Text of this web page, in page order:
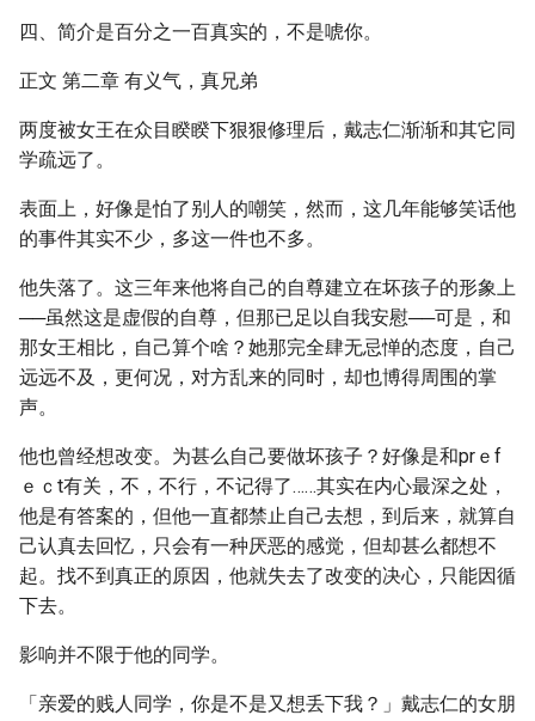
四、简介是百分之一百真实的，不是唬你。
正文 第二章 有义气，真兄弟
两度被女王在众目睽睽下狠狠修理后，戴志仁渐渐和其它同
学疏远了。
表面上，好像是怕了别人的嘲笑，然而，这几年能够笑话他
的事件其实不少，多这一件也不多。
他失落了。这三年来他将自己的自尊建立在坏孩子的形象上
──虽然这是虚假的自尊，但那已足以自我安慰──可是，和
那女王相比，自己算个啥？她那完全肆无忌惮的态度，自己
远远不及，更何况，对方乱来的同时，却也博得周围的掌
声。
他也曾经想改变。为甚么自己要做坏孩子？好像是和prｅf
ｅｃt有关，不，不行，不记得了……其实在内心最深之处，
他是有答案的，但他一直都禁止自己去想，到后来，就算自
己认真去回忆，只会有一种厌恶的感觉，但却甚么都想不
起。找不到真正的原因，他就失去了改变的决心，只能因循
下去。
影响并不限于他的同学。
「亲爱的贱人同学，你是不是又想丢下我？」戴志仁的女朋